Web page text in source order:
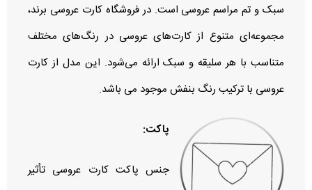
سبک و تم مراسم عروسی است. در فروشگاه کارت عروسی برند،
مجموعه‌ای متنوع از کارت‌های عروسی در رنگ‌های مختلف
متناسب با هر سلیقه و سبک ارائه می‌شود. این مدل از کارت
عروسی با ترکیب رنگ بنفش موجود می باشد.
پاکت:
جنس پاکت کارت عروسی تأثیر